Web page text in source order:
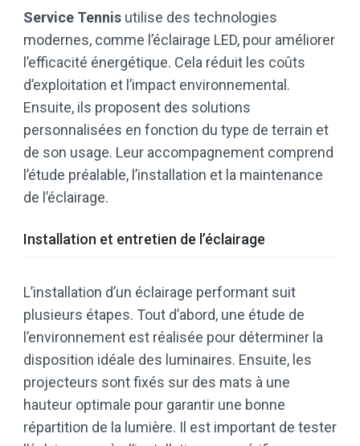
Service Tennis utilise des technologies
modernes, comme l’éclairage LED, pour améliorer
l’efficacité énergétique. Cela réduit les coûts
d’exploitation et l’impact environnemental.
Ensuite, ils proposent des solutions
personnalisées en fonction du type de terrain et
de son usage. Leur accompagnement comprend
l’étude préalable, l’installation et la maintenance
de l’éclairage.
Installation et entretien de l’éclairage
L’installation d’un éclairage performant suit
plusieurs étapes. Tout d’abord, une étude de
l’environnement est réalisée pour déterminer la
disposition idéale des luminaires. Ensuite, les
projecteurs sont fixés sur des mats à une
hauteur optimale pour garantir une bonne
répartition de la lumière. Il est important de tester